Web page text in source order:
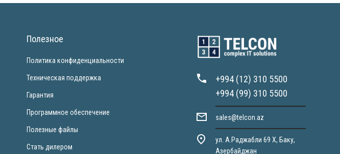
Полезное
Политика конфиденциальности
Техническая поддержка
Гарантия
Программное обеспечение
Полезные файлы
Стать дилером
+994 (12) 310 5500
+994 (99) 310 5500
sales@telcon.az
ул. А.Раджабли 69 X, Баку,
Азербайджан